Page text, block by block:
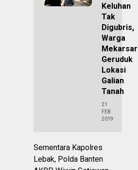
Keluhan
Tak
Digubris,
Warga
Geruduk
Lokasi
Galian
Tanah
21
FEB
2019
Sementara Kapolres
Lebak, Polda Banten